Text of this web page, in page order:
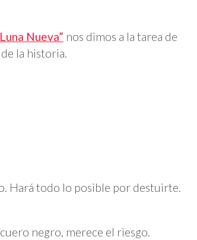
Nueva” nos dimos a la tarea de
la historia.
Hará todo lo posible por destuirte.
negro, merece el riesgo.